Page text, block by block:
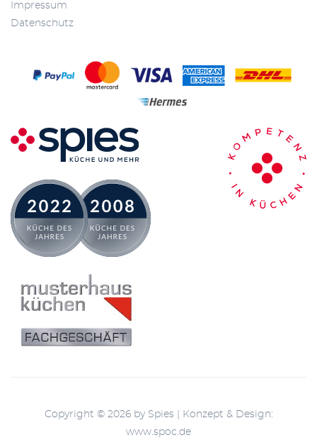
Impressum
Datenschutz
Copyright © 2026 by Spies
Konzept & Design:
www.spoc.de